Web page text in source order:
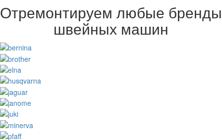
Отремонтируем любые бренды
швейных машин